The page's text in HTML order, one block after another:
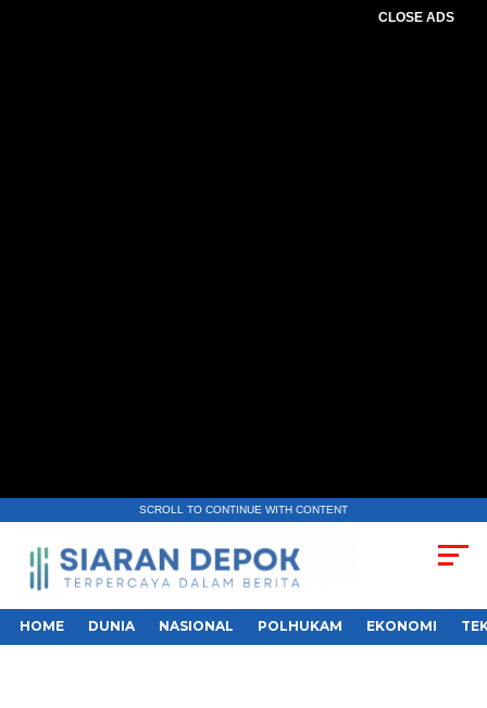
CLOSE ADS
SCROLL TO CONTINUE WITH CONTENT
HOME DUNIA NASIONAL POLHUKAM EKONOMI